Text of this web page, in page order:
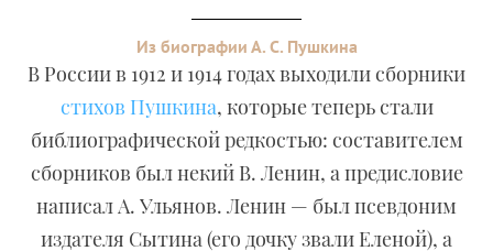
Из биографии А. С. Пушкина
В России в 1912 и 1914 годах выходили сборники
стихов Пушкина, которые теперь стали
библиографической редкостью: составителем
сборников был некий В. Ленин, а предисловие
написал А. Ульянов. Ленин — был псевдоним
издателя Сытина (его дочку звали Еленой), а